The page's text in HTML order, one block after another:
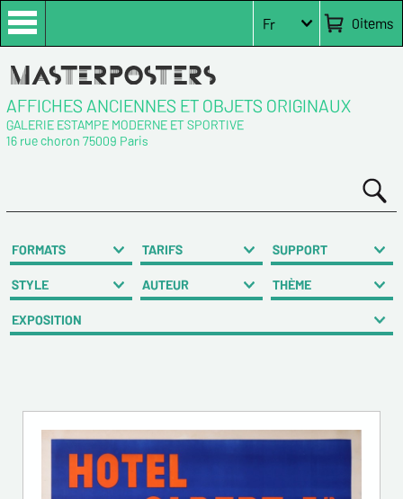
0items
Fr
AFFICHES ANCIENNES ET OBJETS ORIGINAUX
GALERIE ESTAMPE MODERNE ET SPORTIVE
16 rue choron 75009 Paris
FORMATS TARIFS SUPPORT
STYLE AUTEUR THÈME
EXPOSITION